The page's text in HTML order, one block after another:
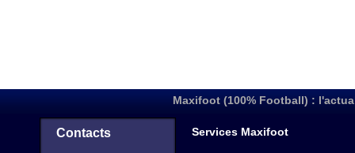
Maxifoot (100% Football) :
Contacts Services Maxifoot